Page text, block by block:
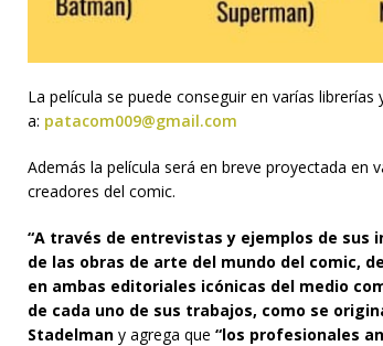
La película se puede conseguir en varías
a: patacom009@gmail.com
Además la película será en breve proyectada en
creadores del comic.
“A través de entrevistas y ejemplos de
de las obras de arte del mundo del comic,
en ambas editoriales icónicas del medio
de cada uno de sus trabajos, como se
Stadelman y agrega que “los profesionales